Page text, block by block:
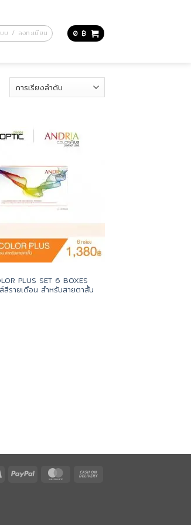
บบ / ลงทะเบียน 0 ฿
PLUS SET 6 BOXES
สีรายเดือน สำหรับสายตาสั้น
Visa PayPal MasterCard